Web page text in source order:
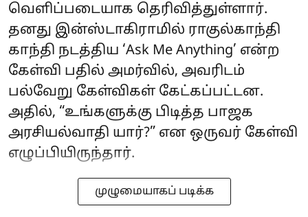
வெளிப்படையாக தெரிவித்துள்ளார்.
தனது இன்ஸ்டாகிராமில் ராகுல்காந்தி
காந்தி நடத்திய ‘Ask Me Anything’ என்ற
கேள்வி பதில் அமர்வில், அவரிடம்
பல்வேறு கேள்விகள் கேட்கப்பட்டன.
அதில், “உங்களுக்கு பிடித்த பாஜக
அரசியல்வாதி யார்?” என ஒருவர் கேள்வி
எழுப்பியிருந்தார்.
முழுமையாகப் படிக்க